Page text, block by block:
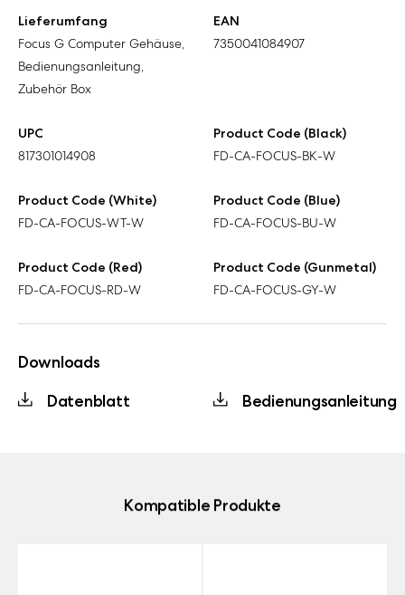
Lieferumfang
Focus G Computer Gehäuse,
Bedienungsanleitung,
Zubehör Box
EAN
7350041084907
UPC
817301014908
Product Code (Black)
FD-CA-FOCUS-BK-W
Product Code (White)
FD-CA-FOCUS-WT-W
Product Code (Blue)
FD-CA-FOCUS-BU-W
Product Code (Red)
FD-CA-FOCUS-RD-W
Product Code (Gunmetal)
FD-CA-FOCUS-GY-W
Downloads
Datenblatt
Bedienungsanleitung
Kompatible Produkte